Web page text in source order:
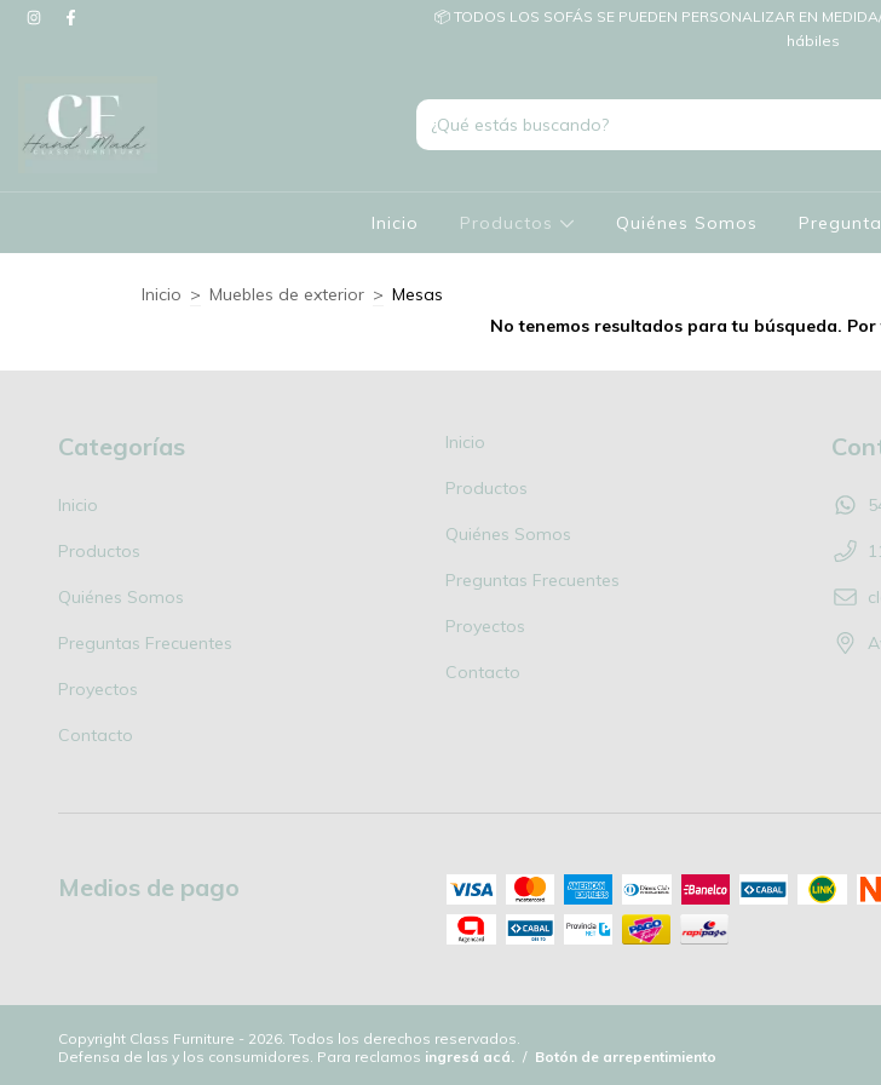
📦 TODOS LOS SOFÁS SE PUEDEN PERSONALIZAR EN
hábiles
Inicio Productos Quiénes Somos
Inicio > Muebles de exterior > Mesas
No tenemos resultados para tu búsqueda.
Categorías
Inicio
Productos
Quiénes Somos
Preguntas Frecuentes
Proyectos
Contacto
Inicio
Productos
Quiénes Somos
Preguntas Frecuentes
Proyectos
Contacto
Medios de pago
Copyright Class Furniture - 2026. Todos los derechos reservados.
Defensa de las y los consumidores. Para reclamos ingresá acá. / Botón de arrepentimiento